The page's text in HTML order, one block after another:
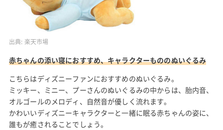
出典: 楽天市場
赤ちゃんの添い寝におすすめ、キャラクターもののぬいぐるみ
こちらはディズニーファンにおすすめのぬいぐるみ。
ミッキー、ミニー、プーさんのぬいぐるみの中からは、胎内音、
オルゴールのメロディ、自然音が優しく流れます。
かわいいディズニーキャラクターと一緒に眠る赤ちゃんの姿に、
誰もが癒されることでしょう。